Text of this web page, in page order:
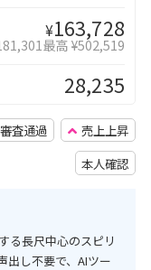
¥163,728
最高 ¥502,519
28,235
査通過
売上上昇
本人確認
る長尺中心のスピリ
出し不要で、AIツー